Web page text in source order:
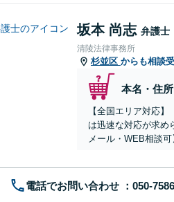
坂本 尚志 弁護士
清陵法律事務所
杉並区 からも相談
本名・住
【全国エリア対応
は迅速な対応が求め
メール・WEB相談可
電話でお問い合わせ